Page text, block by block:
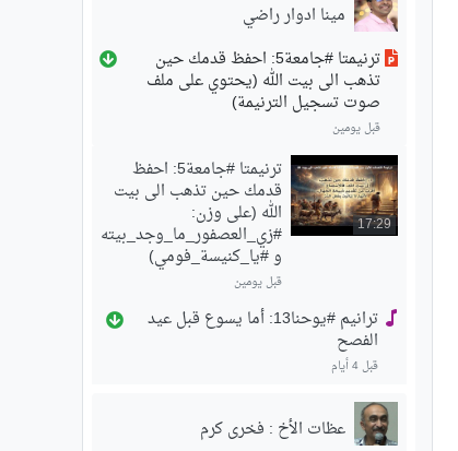
مينا ادوار راضي
ترنيمتا #جامعة5: احفظ قدمك حين
تذهب الى بيت الله (يحتوي على ملف
صوت تسجيل الترنيمة)
قبل يومين
17:29
ترنيمتا #جامعة5: احفظ
قدمك حين تذهب الى بيت
الله (على وزن:
#زي_العصفور_ما_وجد_بيته
و #يا_كنيسة_فومي)
قبل يومين
ترانيم #يوحنا13: أما يسوع قبل عيد
الفصح
قبل 4 أيام
عظات الأخ : فخرى كرم